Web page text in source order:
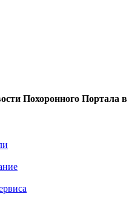
Похоронного Портала